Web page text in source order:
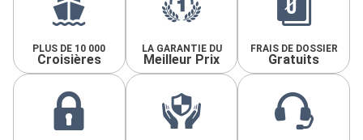
PLUS DE 10 000
Croisières
LA GARANTIE DU
Meilleur Prix
FRAIS DE DOSSIER
Gratuits